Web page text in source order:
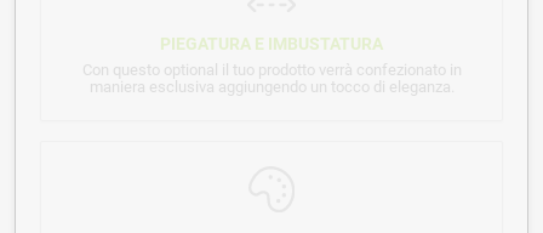
PIEGATURA E IMBUSTATURA
Con questo optional il tuo prodotto verrà confezionato in
maniera esclusiva aggiungendo un tocco di eleganza.